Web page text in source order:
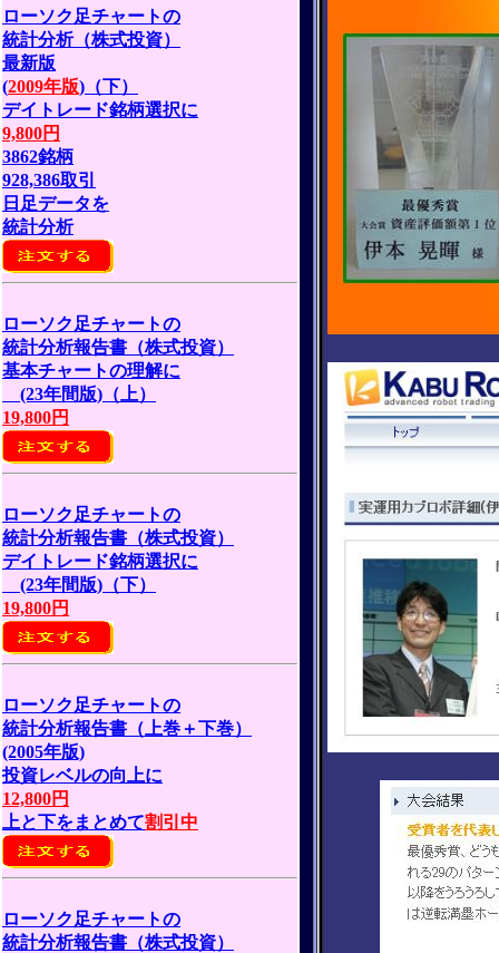
ローソク足チャートの
統計分析（株式投資）
最新版
(2009年版)（下）
デイトレード銘柄選択に
9,800円
3862銘柄
928,386取引
日足データを
統計分析
ローソク足チャートの
統計分析報告書（株式投資）
基本チャートの理解に
(23年間版)（上）
19,800円
ローソク足チャートの
統計分析報告書（株式投資）
デイトレード銘柄選択に
(23年間版)（下）
19,800円
ローソク足チャートの
統計分析報告書（上巻＋下巻）
(2005年版)
投資レベルの向上に
12,800円
上と下をまとめて割引中
ローソク足チャートの
統計分析報告書（株式投資）